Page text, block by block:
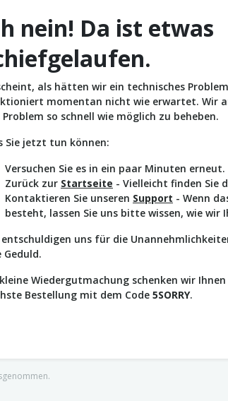
nein! Da ist etwas
als hätten wir ein technisches
momentan nicht wie erwartet. Wir
Problem so schnell wie möglich zu beheben.
Sie jetzt tun können:
Versuchen Sie es in ein paar Minuten erneut.
Zurück zur Startseite - Vielleicht finden Sie
Kontaktieren Sie unseren Support - Wenn
besteht, lassen Sie uns bitte wissen, wie wir
uns für die
Geduld.
Wiedergutmachung schenken wir
Bestellung mit dem Code 5SORRY.